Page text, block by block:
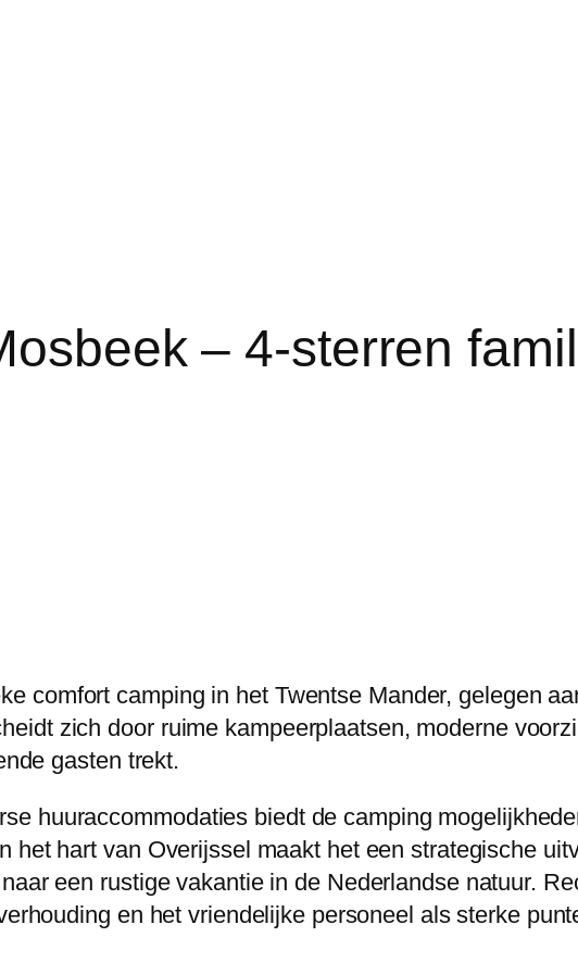
– 4-sterren
comfort camping in het Twentse Mander, gelegen
zich door ruime kampeerplaatsen, moderne
gasten trekt.
huuraccommodaties biedt de camping
het hart van Overijssel maakt het een strategische
een rustige vakantie in de Nederlandse natuur.
en het vriendelijke personeel als sterke